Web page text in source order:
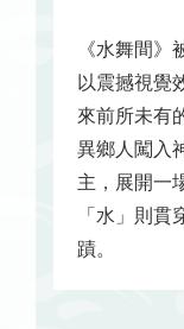
《水舞間》
以震撼視覺
來前所未有
異鄉人闖入
主，展開一
「水」則
蹟。